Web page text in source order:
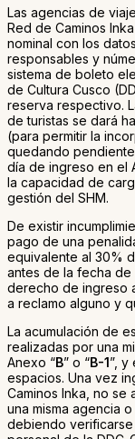
Las agencias de
Red de Caminos
nominal con los
responsables y
sistema de boleto
de Cultura Cusco
reserva respectivo.
de turistas se dará
(para permitir la
quedando
día de ingreso en el
la capacidad de
gestión del SHM.
De existir
pago de una
equivalente al 30%
antes de la fecha
derecho de ingreso
a reclamo alguno y
La acumulación de
realizadas por una
Anexo “B” o “B-1”, y
espacios. Una vez
Caminos Inka, no
una misma agencia
debiendo